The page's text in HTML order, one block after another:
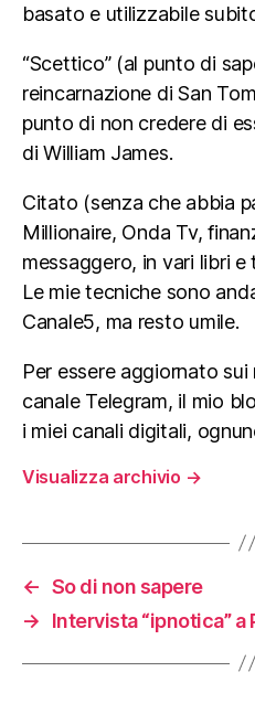
basato e utilizzabile
“Scettico” (al punto di
reincarnazione di San
punto di non credere di
di William James.
Citato (senza che abbia
Millionaire, Onda Tv,
messaggero, in vari libri e
Le mie tecniche sono
Canale5, ma resto umile.
Per essere aggiornato sui
canale Telegram, il mio
i miei canali digitali,
Visualizza archivio →
← So di non sapere
→
Intervista “ipnotica” a